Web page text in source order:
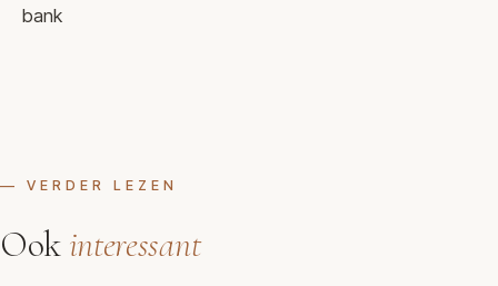
bank
— VERDER LEZEN
Ook interessant